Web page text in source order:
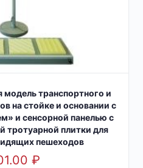
транспортного и
на стойке и основании с
и сенсорной панелью с
тротуарной плитки для
пешеходов
₽